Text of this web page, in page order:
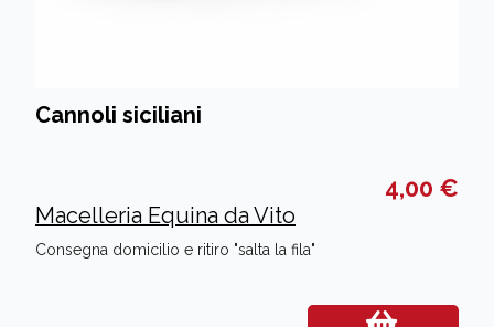
Cannoli siciliani
4,00 €
Macelleria Equina da Vito
Consegna domicilio e ritiro "salta la fila"